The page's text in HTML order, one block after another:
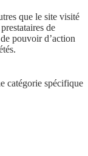
que le site visité
de
pouvoir d’action
catégorie spécifique